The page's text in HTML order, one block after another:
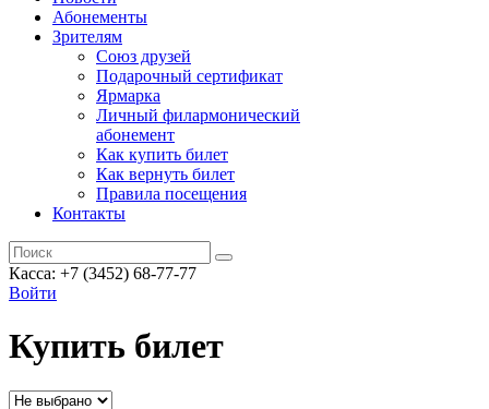
Абонементы
Зрителям
Союз друзей
Подарочный сертификат
Ярмарка
Личный филармонический
абонемент
Как купить билет
Как вернуть билет
Правила посещения
Контакты
Касса: +7 (3452) 68-77-77
Войти
Купить билет